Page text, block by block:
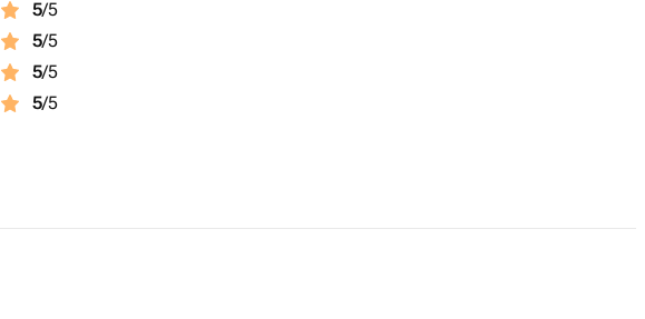
5/5
5/5
5/5
5/5